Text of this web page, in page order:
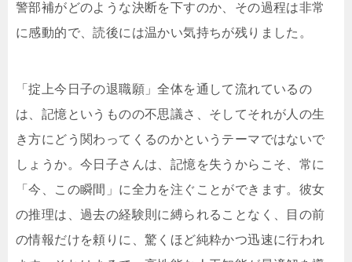
警部補がどのような決断を下すのか、その過程は非常
に感動的で、読後には温かい気持ちが残りました。
「掟上今日子の退職願」全体を通して流れているの
は、記憶というものの不思議さ、そしてそれが人の生
き方にどう関わってくるのかというテーマではないで
しょうか。今日子さんは、記憶を失うからこそ、常に
「今、この瞬間」に全力を注ぐことができます。彼女
の推理は、過去の経験則に縛られることなく、目の前
の情報だけを頼りに、驚くほど純粋かつ迅速に行われ